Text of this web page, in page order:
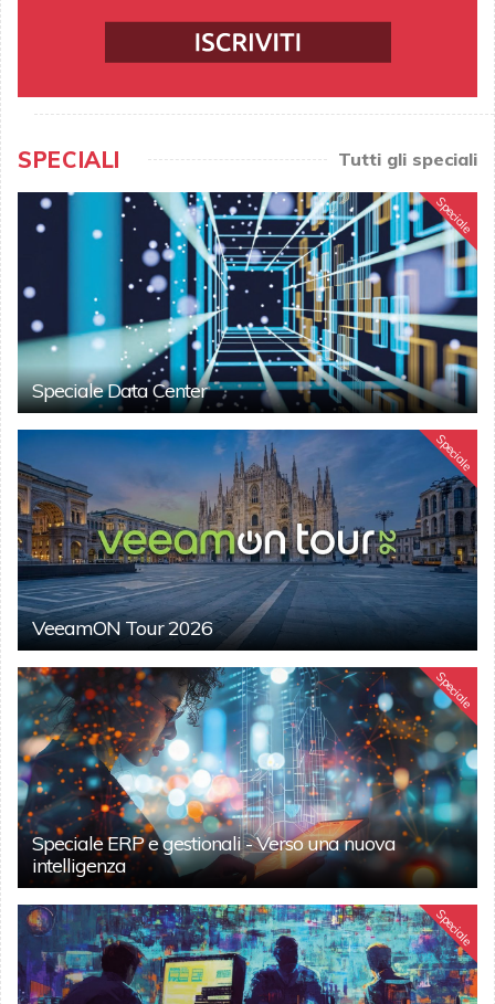
SPECIALI Tutti gli speciali
Speciale
Speciale Data Center
Speciale
VeeamON Tour 2026
Speciale
Speciale ERP e gestionali - Verso una nuova
intelligenza
Speciale